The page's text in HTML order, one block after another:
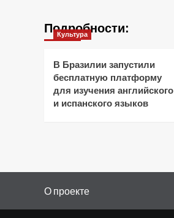
Подробности:
Культура
В Бразилии запустили
бесплатную платформу
для изучения английского
и испанского языков
О проекте